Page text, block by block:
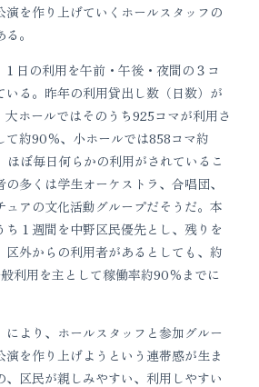
演を作り上げていくホールスタッフの
。
日の利用を午前・午後・夜間の３コ
いる。昨年の利用貸出し数（日数）が
ホールではそのうち925コマが利用さ
て約90％、小ホールでは858コマ約
ほぼ毎日何らかの利用がされているこ
多くは学生オーケストラ、合唱団、
ュアの文化活動グループだそうだ。本
ち１週間を中野区民優先とし、残りを
区外からの利用者があるとしても、約
利用を主として稼働率約90％までに
により、ホールスタッフと参加グルー
演を作り上げようという連帯感が生ま
、区民が親しみやすい、利用しやすい